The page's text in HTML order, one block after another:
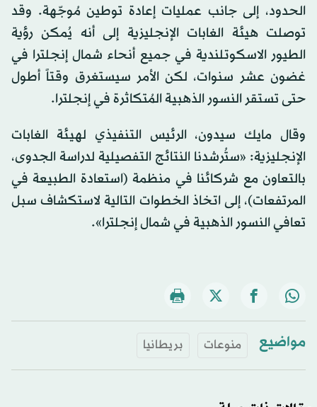
الحدود، إلى جانب عمليات إعادة توطين مُوجّهة. وقد
توصلت هيئة الغابات الإنجليزية إلى أنه يُمكن رؤية
الطيور الاسكوتلندية في جميع أنحاء شمال إنجلترا في
غضون عشر سنوات، لكن الأمر سيستغرق وقتاً أطول
حتى تستقر النسور الذهبية المُتكاثرة في إنجلترا.
وقال مايك سيدون، الرئيس التنفيذي لهيئة الغابات
الإنجليزية: «ستُرشدنا النتائج التفصيلية لدراسة الجدوى،
بالتعاون مع شركائنا في منظمة (استعادة الطبيعة في
المرتفعات)، إلى اتخاذ الخطوات التالية لاستكشاف سبل
تعافي النسور الذهبية في شمال إنجلترا».
مواضيع منوعات بريطانيا